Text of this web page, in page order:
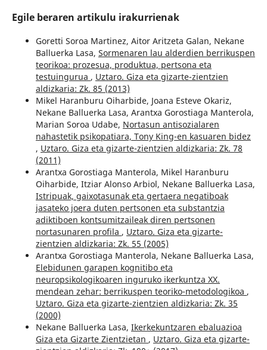
Egile beraren artikulu irakurrienak
Goretti Soroa Martinez, Aitor Aritzeta Galan, Nekane
Balluerka Lasa, Sormenaren lau alderdien berrikuspen
teorikoa: prozesua, produktua, pertsona eta
testuingurua , Uztaro. Giza eta gizarte-zientzien
aldizkaria: Zk. 85 (2013)
Mikel Haranburu Oiharbide, Joana Esteve Okariz,
Nekane Balluerka Lasa, Arantxa Gorostiaga Manterola,
Marian Soroa Udabe, Nortasun antisozialaren
nahastetik psikopatiara, Tony King-en kasuaren bidez
, Uztaro. Giza eta gizarte-zientzien aldizkaria: Zk. 78
(2011)
Arantxa Gorostiaga Manterola, Mikel Haranburu
Oiharbide, Itziar Alonso Arbiol, Nekane Balluerka Lasa,
Istripuak, gaixotasunak eta gertaera negatiboak
jasateko joera duten pertsonen eta substantzia
adiktiboen kontsumitzaileak diren pertsonen
nortasunaren profila , Uztaro. Giza eta gizarte-
zientzien aldizkaria: Zk. 55 (2005)
Arantxa Gorostiaga Manterola, Nekane Balluerka Lasa,
Elebidunen garapen kognitibo eta
neuropsikologikoaren inguruko ikerkuntza XX.
mendean zehar: berrikuspen teoriko-metodologikoa ,
Uztaro. Giza eta gizarte-zientzien aldizkaria: Zk. 35
(2000)
Nekane Balluerka Lasa, Ikerkekuntzaren ebaluazioa
Giza eta Gizarte Zientzietan , Uztaro. Giza eta gizarte-